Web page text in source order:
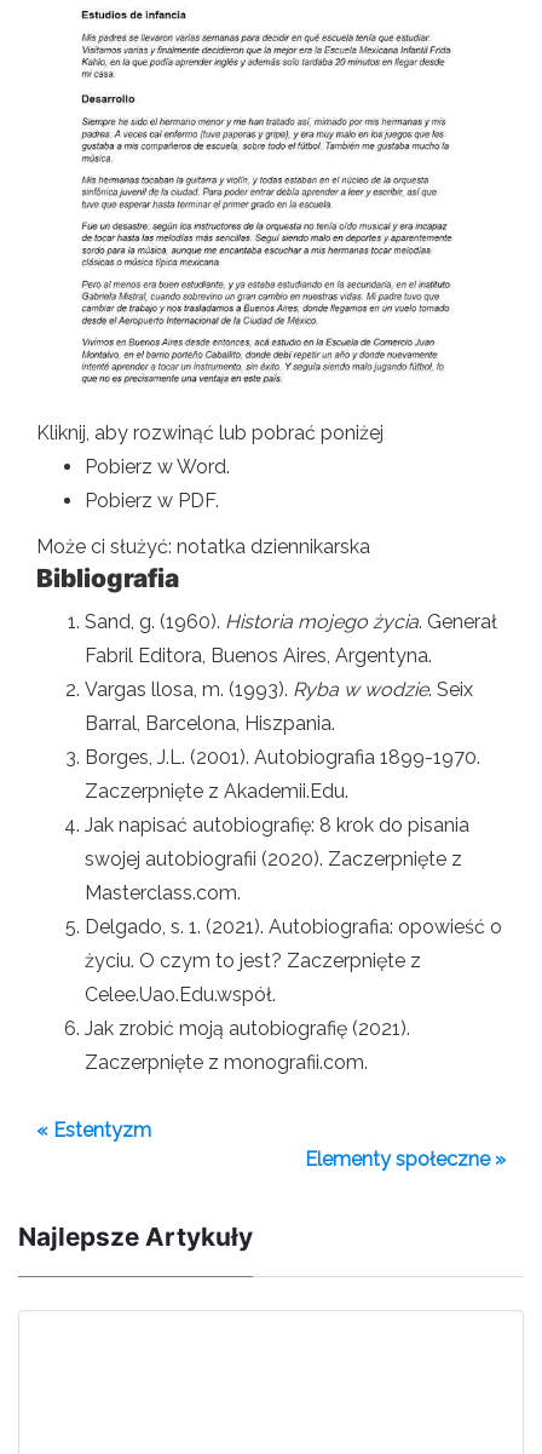
Kliknij, aby rozwinąć lub pobrać poniżej
Pobierz w Word.
Pobierz w PDF.
Może ci służyć: notatka dziennikarska
Bibliografia
Sand, g. (1960). Historia mojego życia. Generał
Fabril Editora, Buenos Aires, Argentyna.
Vargas llosa, m. (1993). Ryba w wodzie. Seix
Barral, Barcelona, ​​Hiszpania.
Borges, J.L. (2001). Autobiografia 1899-1970.
Zaczerpnięte z Akademii.Edu.
Jak napisać autobiografię: 8 krok do pisania
swojej autobiografii (2020). Zaczerpnięte z
Masterclass.com.
Delgado, s. 1. (2021). Autobiografia: opowieść o
życiu. O czym to jest? Zaczerpnięte z
Celee.Uao.Edu.współ.
Jak zrobić moją autobiografię (2021).
Zaczerpnięte z monografii.com.
« Estentyzm
Elementy społeczne »
Najlepsze Artykuły